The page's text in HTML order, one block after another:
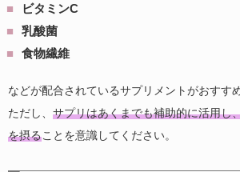
ビタミンC
乳酸菌
食物繊維
などが配合されているサプリメントがおすす
ただし、 サプリはあくまでも補助的に活用し
を摂ることを意識してください。